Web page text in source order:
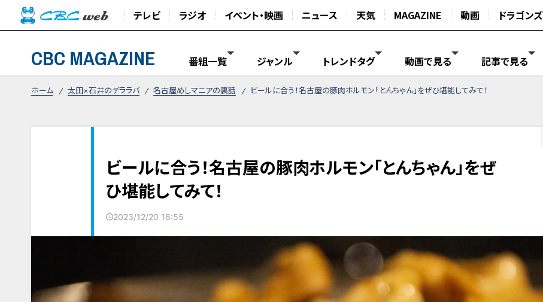
テレビ ラジオ イベント・映画 ニュース 天気 MAGAZINE 動画 ドラゴンズ
CBC MAGAZINE 番組一覧 ジャンル トレンドタグ 動画で見る 記事で見る
ホーム 太田×石井のデララバ 名古屋めしマニアの裏話 ビールに合う！名古屋の豚肉ホルモン「とんちゃん」をぜひ堪能してみて！
ビールに合う！名古屋の豚肉ホルモン「とんちゃん」をぜ
ひ堪能してみて！
2023/12/20 16:55